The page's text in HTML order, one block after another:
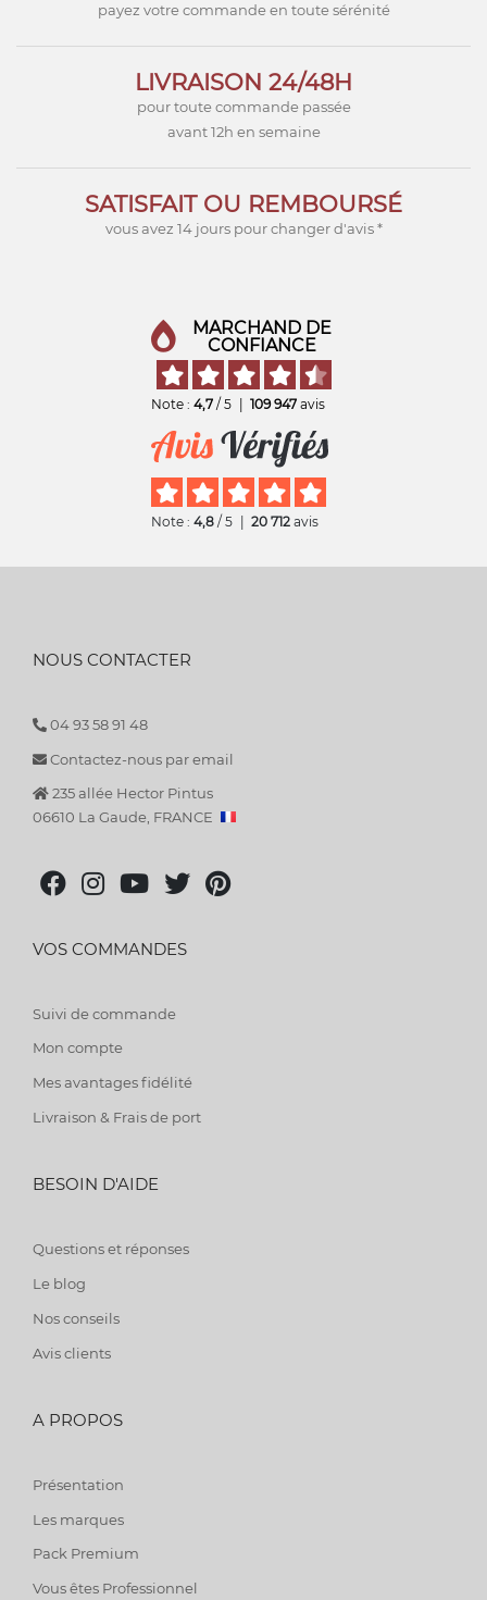
payez votre commande en toute sérénité
LIVRAISON 24/48H
pour toute commande passée
avant 12h en semaine
SATISFAIT OU REMBOURSÉ
vous avez 14 jours pour changer d'avis *
MARCHAND DE
CONFIANCE
Note : 4,7 / 5 109 947 avis
Note : 4,8 / 5 20 712 avis
NOUS CONTACTER
04 93 58 91 48
Contactez-nous par email
235 allée Hector Pintus
06610 La Gaude, FRANCE
VOS COMMANDES
Suivi de commande
Mon compte
Mes avantages fidélité
Livraison & Frais de port
BESOIN D'AIDE
Questions et réponses
Le blog
Nos conseils
Avis clients
A PROPOS
Présentation
Les marques
Pack Premium
Vous êtes Professionnel